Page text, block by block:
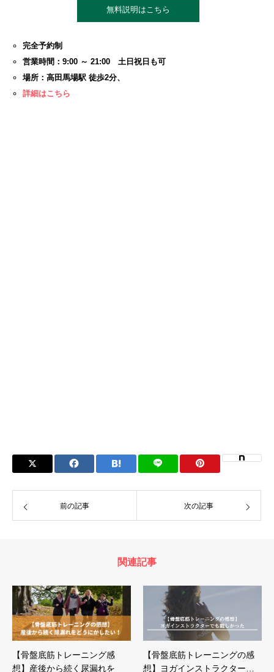
無料説明はこちら
完全予約制
営業時間：9:00 ～ 21:00 土日祝日も可
場所：高田馬場駅 徒歩2分、
詳細はこちら
前の記事 次の記事
関連記事
【骨盤底筋トレーニング感
想】産後から続く尿漏れを
【骨盤底筋トレーニングの感
想】ヨガインストラクター…